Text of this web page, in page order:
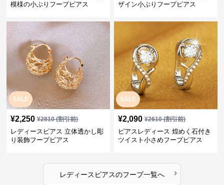
模様の小ぶりフープピアス
ザイン小ぶりフープピアス
SALE
¥2,250 ¥2810(割引前)
レディースピアス 立体透かし彫
り装飾フープピアス
SALE
¥2,090 ¥2610(割引前)
ピアスレディース 煌めく石付き
ツイスト小さめフープピアス
レディースピアスのフープ一覧へ ›